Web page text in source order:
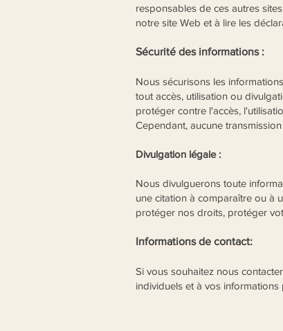
responsables de ces autres
notre site Web et à lire les
Sécurité des informations :
Nous sécurisons les
tout accès, utilisation ou
protéger contre l'accès,
Cependant, aucune
Divulgation légale :
Nous divulguerons toute
une citation à comparaître ou à
protéger nos droits, protéger
Informations de contact:
Si vous souhaitez nous
individuels et à vos